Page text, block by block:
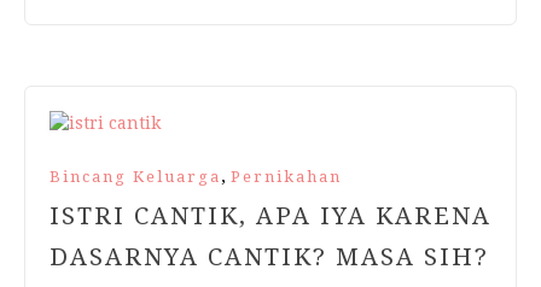
Bincang Keluarga , Pernikahan
ISTRI CANTIK, APA IYA KARENA
DASARNYA CANTIK? MASA SIH?